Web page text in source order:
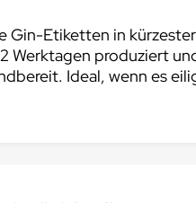
Gin-Etiketten in kürzester
Werktagen produziert
Ideal, wenn es